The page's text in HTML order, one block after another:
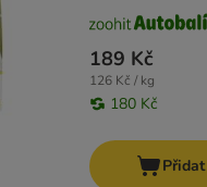
189 Kč
126 Kč / kg
180 Kč